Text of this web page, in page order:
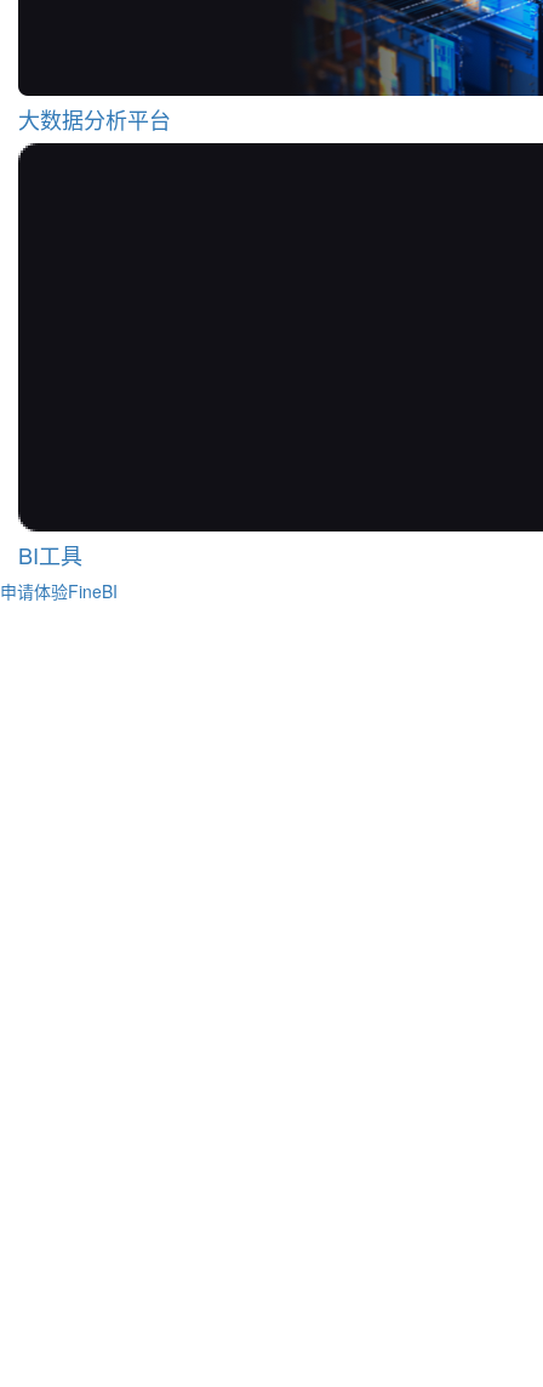
大数据分析平台
BI工具
申请体验FineBI